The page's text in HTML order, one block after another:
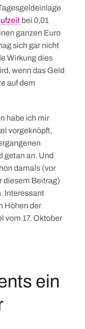
bei 0,01
ganzen Euro
sich gar nicht
Wirkung dies
wenn das Geld
auf dem
habe ich mir
vorgeknöpft,
getan an. Und
damals (vor
diesem Beitrag)
Interessant
Höhen der
vom 17. Oktober
ein